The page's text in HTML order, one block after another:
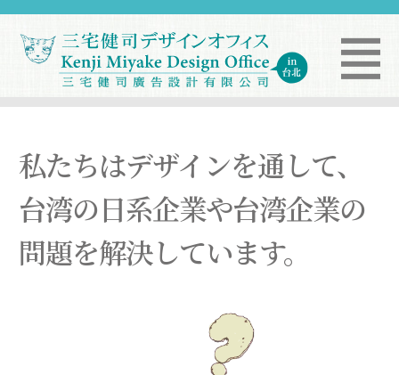
私たちはデザインを通して、
台湾の日系企業や台湾企業の
問題を解決しています。